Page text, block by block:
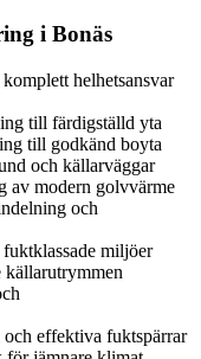
i Bonäs
helhetsansvar
till färdigställd yta
till godkänd boyta
och källarväggar
av modern golvvärme
och
miljöer
källarutrymmen
effektiva fuktspärrar